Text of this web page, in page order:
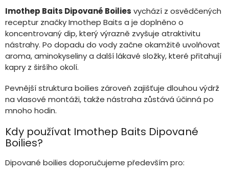
a
c
í
p
r
v
v
ý
p
u
Imothep Baits Dipované Boilies vychází z osvědčených
receptur značky Imothep Baits a je doplněno o
koncentrovaný dip, který výrazně zvyšuje atraktivitu
nástrahy. Po dopadu do vody začne okamžitě uvolňovat
aroma, aminokyseliny a další lákavé složky, které přitahují
kapry z širšího okolí.
Pevnější struktura boilies zároveň zajišťuje dlouhou výdrž
na vlasové montáži, takže nástraha zůstává účinná po
mnoho hodin.
Kdy používat Imothep Baits Dipované
Boilies?
Dipované boilies doporučujeme především pro: